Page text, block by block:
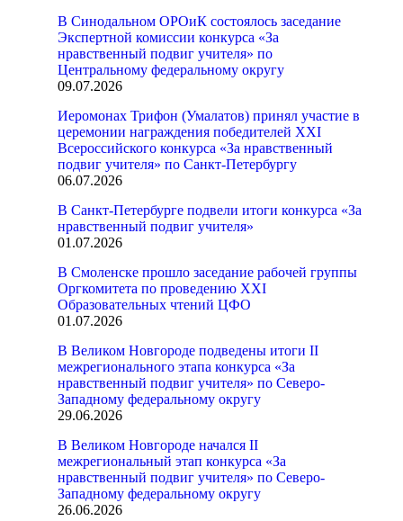
В Синодальном ОРОиК состоялось заседание
Экспертной комиссии конкурса «За
нравственный подвиг учителя» по
Центральному федеральному округу
09.07.2026
Иеромонах Трифон (Умалатов) принял участие в
церемонии награждения победителей XXI
Всероссийского конкурса «За нравственный
подвиг учителя» по Санкт-Петербургу
06.07.2026
В Санкт-Петербурге подвели итоги конкурса «За
нравственный подвиг учителя»
01.07.2026
В Смоленске прошло заседание рабочей группы
Оргкомитета по проведению XXI
Образовательных чтений ЦФО
01.07.2026
В Великом Новгороде подведены итоги II
межрегионального этапа конкурса «За
нравственный подвиг учителя» по Северо-
Западному федеральному округу
29.06.2026
В Великом Новгороде начался II
межрегиональный этап конкурса «За
нравственный подвиг учителя» по Северо-
Западному федеральному округу
26.06.2026